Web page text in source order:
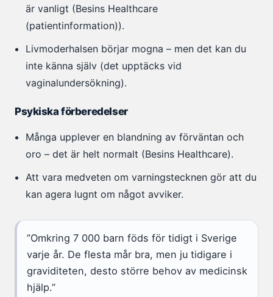
är vanligt (Besins Healthcare
(patientinformation)).
Livmoderhalsen börjar mogna – men det kan du
inte känna själv (det upptäcks vid
vaginalundersökning).
Psykiska förberedelser
Många upplever en blandning av förväntan och
oro – det är helt normalt (Besins Healthcare).
Att vara medveten om varningstecknen gör att du
kan agera lugnt om något avviker.
”Omkring 7 000 barn föds för tidigt i Sverige
varje år. De flesta mår bra, men ju tidigare i
graviditeten, desto större behov av medicinsk
hjälp.”